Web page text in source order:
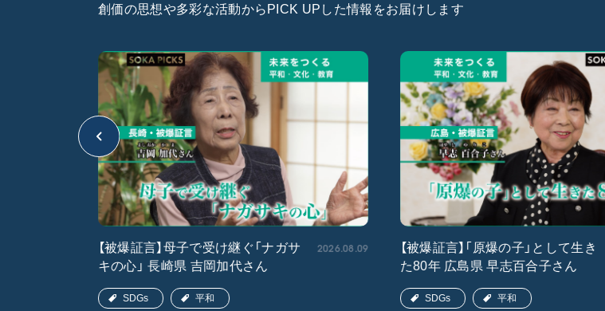
創価の思想や多彩な活動からPICK UPした情報をお届けします
【被爆証言】母子で受け継ぐ「ナガサ
キの心」 長崎県 吉岡加代さん
2026.08.09
SDGs 平和
【被爆証言】「原爆の子」として生き
た80年 広島県 早志百合子さん
SDGs 平和